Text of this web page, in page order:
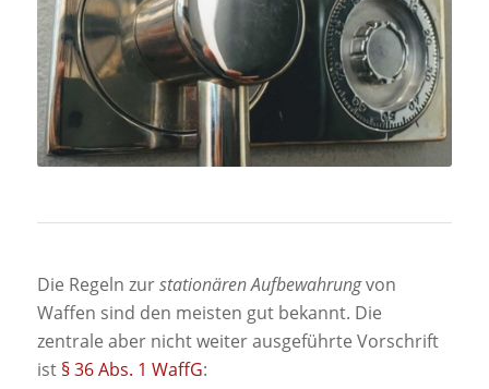
Die Regeln zurstationären Aufbewahrungvon
Waffen sind den meisten gut bekannt. Die
zentrale aber nicht weiter ausgeführte Vorschrift
ist § 36 Abs. 1 WaffG: